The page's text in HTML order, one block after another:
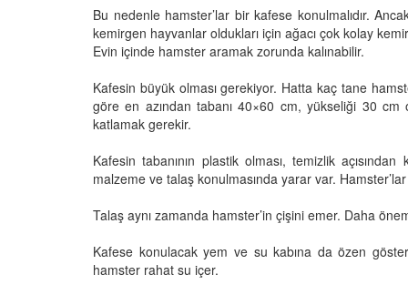
Bu nedenle hamster’lar bir kafese konulmalıdır.
kemirgen hayvanlar oldukları için ağacı çok kolay
Evin içinde hamster aramak zorunda kalınabilir.
Kafesin büyük olması gerekiyor. Hatta kaç tane
göre en azından tabanı 40×60 cm, yükseliği 30
katlamak gerekir.
Kafesin tabanının plastik olması, temizlik
malzeme ve talaş konulmasında yarar var.
Talaş aynı zamanda hamster’in çişini emer. Daha
Kafese konulacak yem ve su kabına da özen
hamster rahat su içer.